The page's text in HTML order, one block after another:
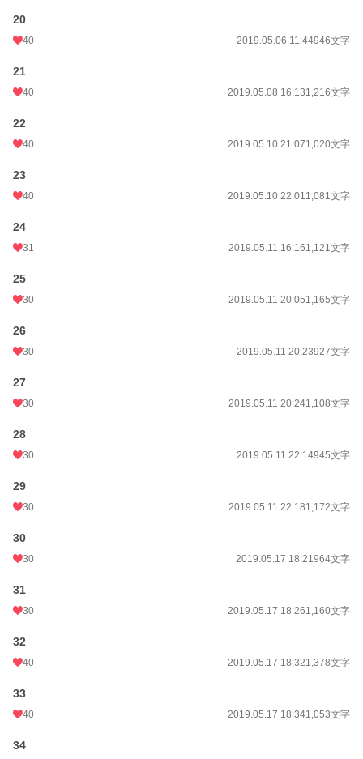
20
40 2019.05.06 11:44946文字
21
40 2019.05.08 16:131,216文字
22
40 2019.05.10 21:071,020文字
23
40 2019.05.10 22:011,081文字
24
31 2019.05.11 16:161,121文字
25
30 2019.05.11 20:051,165文字
26
30 2019.05.11 20:23927文字
27
30 2019.05.11 20:241,108文字
28
30 2019.05.11 22:14945文字
29
30 2019.05.11 22:181,172文字
30
30 2019.05.17 18:21964文字
31
30 2019.05.17 18:261,160文字
32
40 2019.05.17 18:321,378文字
33
40 2019.05.17 18:341,053文字
34